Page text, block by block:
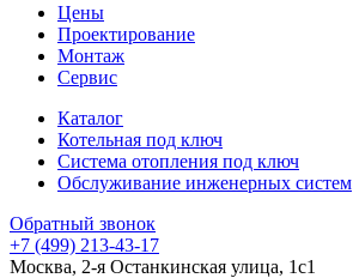
Цены
Проектирование
Монтаж
Сервис
Каталог
Котельная под ключ
Система отопления под ключ
Обслуживание инженерных систем
Обратный звонок
+7 (499) 213-43-17
Москва, 2-я Останкинская улица, 1с1